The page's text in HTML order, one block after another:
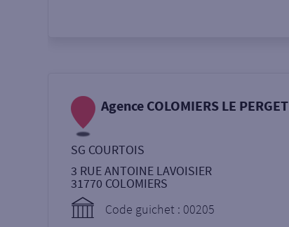
Agence COLOMIERS LE PERGET
SG COURTOIS
3 RUE ANTOINE LAVOISIER
31770 COLOMIERS
Code guichet : 00205